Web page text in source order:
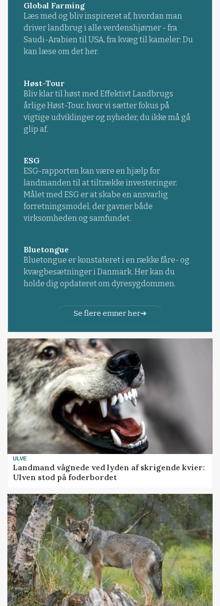
Global Farming
Læs med og bliv inspireret af, hvordan man
driver landbrug i alle verdenshjørner - fra
Saudi-Arabien til USA, fra kvæg til kameler: Du
kan læse om det her.
Høst-Tour
Bliv klar til høst med Effektivt Landbrugs
årlige Høst-Tour, hvor vi sætter fokus på
vigtige udviklinger og nyheder, du ikke må gå
glip af.
ESG
ESG-rapporten kan være en hjælp for
landmanden til at tiltrække investeringer.
Målet med ESG er at skabe en ansvarlig
forretningsmodel, der gavner både
virksomheden og samfundet.
Bluetongue
Bluetongue er konstateret i en række fåre- og
kvægbesætninger i Danmark. Her kan du
holde dig opdateret om dyresygdommen.
Se flere emner her
ULVE
Landmand vågnede ved lyden af skrigende kvier:
Ulven stod på foderbordet